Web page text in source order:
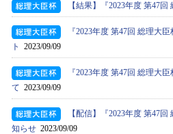
【結果】『2023年度 第47
『2023年度 第47回 総理大
ト
2023/09/09
『2023年度 第47回 総理大
て 2023/09/09
【配信】『2023年度 第47
知らせ 2023/09/09